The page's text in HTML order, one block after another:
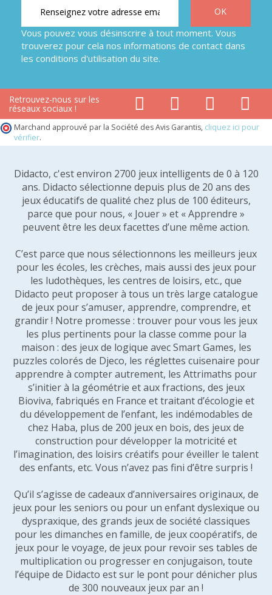
Vous pouvez vous désinscrire à tout moment. Vous
trouverez pour cela nos informations de contact dans
les conditions d'utilisation du site.
Retrouvez-nous sur les
réseaux sociaux !
Marchand approuvé par la Société des Avis Garantis, cliquez ici pour
vérifier.
Didacto, c'est environ 2700 jeux intelligents de 0 à 120
ans. Didacto sélectionne depuis plus de 20 ans des
jeux éducatifs de qualité chez plus de 100 éditeurs,
parce que pour nous, « Jouer » et « Apprendre »
peuvent être les deux facettes d’une même action.
C’est parce que nous sélectionnons les meilleurs jeux
pour les écoles, les crèches, mais aussi des jeux pour
les ludothèques, les centres de loisirs, etc., que
Didacto peut proposer à tous un très large catalogue
de jeux pour s’amuser, apprendre, comprendre, et
grandir ! Notre promesse : trouver pour vous les jeux
les plus pertinents pour la classe comme pour la
maison : des jeux de logique avec Smart Games, les
puzzles colorés de Djeco, les réglettes cuisenaire pour
apprendre à compter autrement, les Attrimaths pour
s’initier à la géométrie et aux fractions, des jeux
Bioviva, fabriqués en France et traitant d’écologie et
du développement de l’enfant, les indémodables de
chez Haba, plus de 200 jeux en bois, des jeux de
construction pour développer la motricité et
l’imagination, des loisirs créatifs pour éveiller le talent
des enfants, etc. Vous n’avez pas fini d’être surpris !
Qu’il s’agisse de cadeaux d’anniversaires originaux, de
jeux pour les seniors ou pour un enfant dyslexique ou
dyspraxique, des grands jeux de société classiques
pour les dimanches en famille, de jeux coopératifs, de
jeux pour le voyage, de jeux pour revoir ses tables de
multiplication ou progresser en conjugaison, toute
l’équipe de Didacto est sur le pont pour dénicher plus
de 300 nouveaux jeux par an !